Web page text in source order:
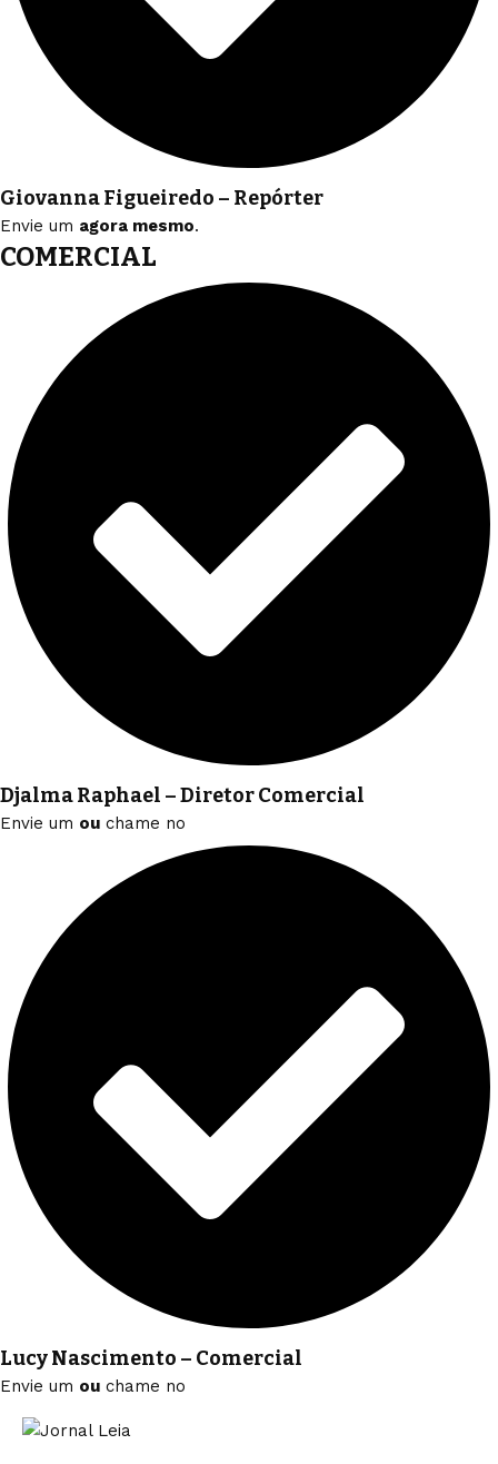
Giovanna Figueiredo – Repórter
Envie um agora mesmo.
COMERCIAL
Djalma Raphael – Diretor Comercial
Envie um ou chame no
Lucy Nascimento – Comercial
Envie um ou chame no